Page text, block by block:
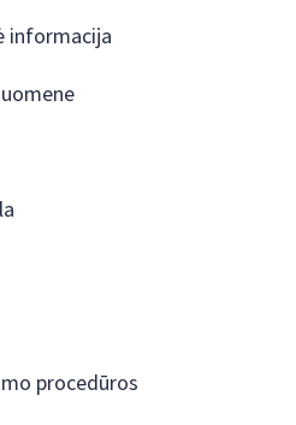
informacija
procedūros